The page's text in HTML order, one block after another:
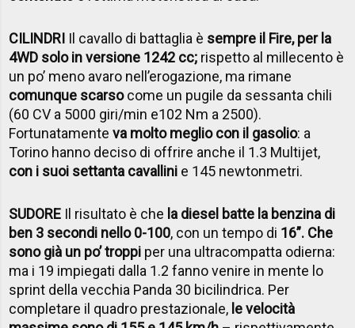
CILINDRI Il cavallo di battaglia è sempre il Fire, per la
4WD solo in versione 1242 cc; rispetto al millecento è
un po’ meno avaro nell’erogazione, ma rimane
comunque scarsocome un pugile da sessanta chili
(60 CV a 5000 giri/min e102 Nm a 2500).
Fortunatamenteva molto meglio con il gasolio: a
Torino hanno deciso di offrire anche il 1.3 Multijet,
con i suoi settanta cavallini e 145 newtonmetri.
SUDORE Il risultato è che la diesel batte la benzina di
ben 3 secondi nello 0-100, con un tempo di 16”. Che
sono già un po’ troppi per una ultracompatta odierna:
ma i 19 impiegati dalla 1.2 fanno venire in mente lo
sprint della vecchia Panda 30 bicilindrica. Per
completare il quadro prestazionale, le velocità